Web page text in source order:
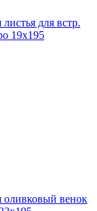
для встр.
19х195
оливковый венок